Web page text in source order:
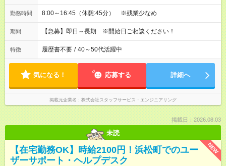
勤務時間 8:00～16:45（休憩:45分） ※残業少なめ
期間 【急募】即日～長期 ※開始日ご相談ください！
特徴 履歴書不要 / 40～50代活躍中
気になる！ 応募する 詳細へ
掲載元企業名 株式会社スタッフサービス・エンジニアリング
掲載日：2026.08.03
未読
NEW
【在宅勤務OK】時給2100円！浜松町でのユー
ザーサポート・ヘルプデスク